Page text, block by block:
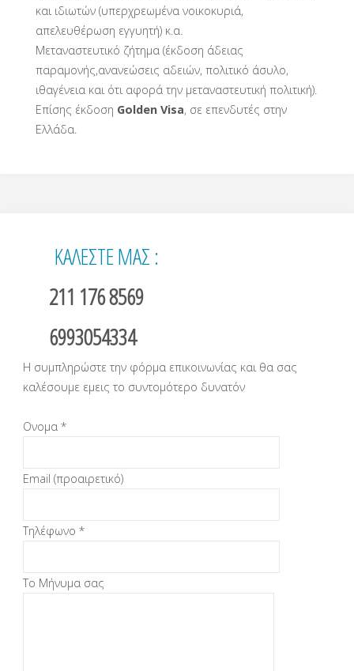
και ιδιωτών (υπερχρεωμένα νοικοκυριά,
απελευθέρωση εγγυητή) κ.α.
Μεταναστευτικό ζήτημα (έκδοση άδειας
παραμονής,ανανεώσεις αδειών, πολιτικό άσυλο,
ιθαγένεια και ότι αφορά την μεταναστευτική πολιτική).
Επίσης έκδοση Golden Visa, σε επενδυτές στην
Ελλάδα.
ΚΑΛΕΣΤΕ ΜΑΣ :
211 176 8569
6993054334
Η συμπληρώστε την φόρμα επικοινωνίας και θα σας
καλέσουμε εμεις το συντομότερο δυνατόν
Ονομα *
Email (προαιρετικό)
Τηλέφωνο *
Το Μήνυμα σας